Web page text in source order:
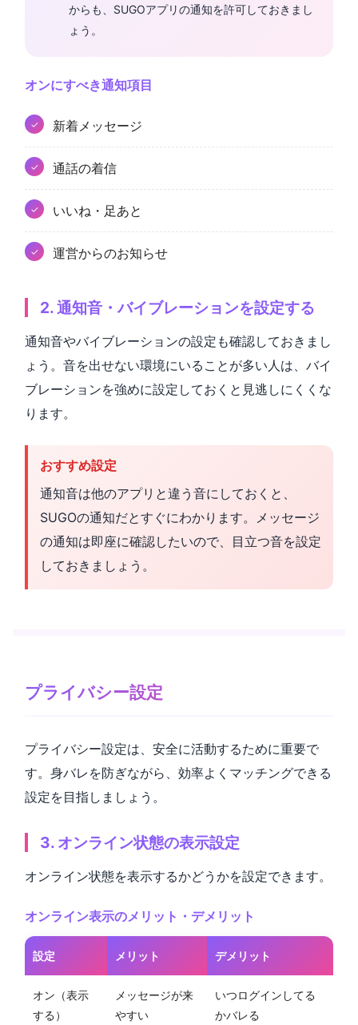
からも、SUGOアプリの通知を許可しておきまし
ょう。
オンにすべき通知項目
新着メッセージ
通話の着信
いいね・足あと
運営からのお知らせ
2. 通知音・バイブレーションを設定する
通知音やバイブレーションの設定も確認しておきまし
ょう。音を出せない環境にいることが多い人は、バイ
ブレーションを強めに設定しておくと見逃しにくくな
ります。
おすすめ設定
通知音は他のアプリと違う音にしておくと、
SUGOの通知だとすぐにわかります。メッセージ
の通知は即座に確認したいので、目立つ音を設定
しておきましょう。
プライバシー設定
プライバシー設定は、安全に活動するために重要で
す。身バレを防ぎながら、効率よくマッチングできる
設定を目指しましょう。
3. オンライン状態の表示設定
オンライン状態を表示するかどうかを設定できます。
オンライン表示のメリット・デメリット
設定 メリット デメリット
オン（表示
する）
メッセージが来
やすい
いつログインしてる
かバレる